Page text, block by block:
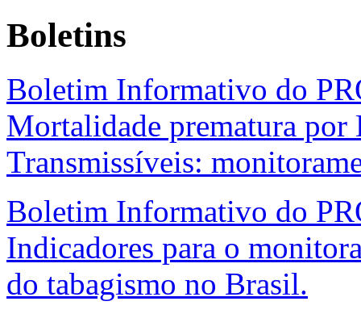
Boletins
Boletim Informativo do
Mortalidade prematura por
Transmissíveis:
Boletim Informativo do
Indicadores para o
do tabagismo no Brasil.